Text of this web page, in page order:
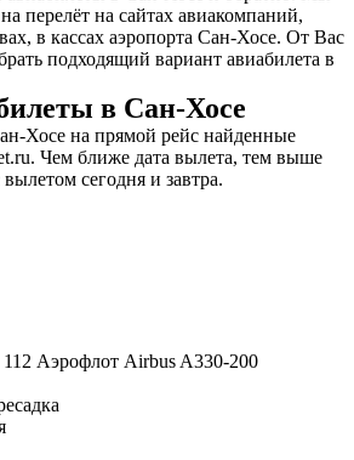
перелёт на сайтах авиакомпаний,
в кассах аэропорта Сан-Хосе. От Вас
подходящий вариант авиабилета в
в Сан-Хосе
Хосе на прямой рейс найденные
Чем ближе дата вылета, тем выше
сегодня и завтра.
Аэрофлот Airbus A330-200